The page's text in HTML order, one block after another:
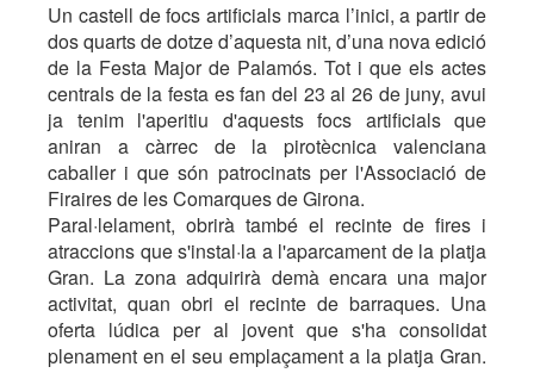
Un castell de focs artificials marca l’inici, a partir de
dos quarts de dotze d’aquesta nit, d’una nova edició
de la Festa Major de Palamós. Tot i que els actes
centrals de la festa es fan del 23 al 26 de juny, avui
ja tenim l'aperitiu d'aquests focs artificials que
aniran a càrrec de la pirotècnica valenciana
caballer i que són patrocinats per l'Associació de
Firaires de les Comarques de Girona.
Paral·lelament, obrirà també el recinte de fires i
atraccions que s'instal·la a l'aparcament de la platja
Gran. La zona adquirirà demà encara una major
activitat, quan obri el recinte de barraques. Una
oferta lúdica per al jovent que s'ha consolidat
plenament en el seu emplaçament a la platja Gran.